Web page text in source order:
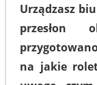
Urządzasz
przesłon
na jakie